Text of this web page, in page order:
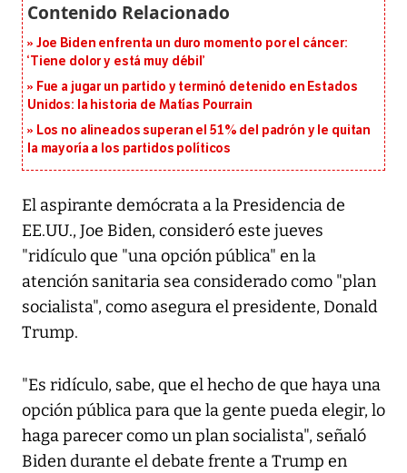
Joe Biden enfrenta un duro momento por el cáncer:
‘Tiene dolor y está muy débil’
Fue a jugar un partido y terminó detenido en Estados
Unidos: la historia de Matías Pourrain
Los no alineados superan el 51% del padrón y le quitan
la mayoría a los partidos políticos
El aspirante demócrata a la Presidencia de
EE.UU., Joe Biden, consideró este jueves
"ridículo que "una opción pública" en la
atención sanitaria sea considerado como "plan
socialista", como asegura el presidente, Donald
Trump.
"Es ridículo, sabe, que el hecho de que haya una
opción pública para que la gente pueda elegir, lo
haga parecer como un plan socialista", señaló
Biden durante el debate frente a Trump en